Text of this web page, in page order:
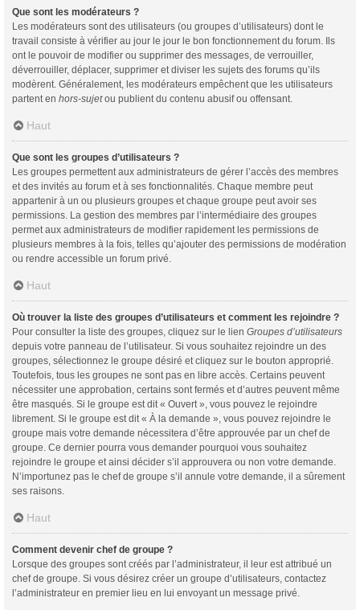
Que sont les modérateurs ?
Les modérateurs sont des utilisateurs (ou groupes d’utilisateurs) dont le
travail consiste à vérifier au jour le jour le bon fonctionnement du forum. Ils
ont le pouvoir de modifier ou supprimer des messages, de verrouiller,
déverrouiller, déplacer, supprimer et diviser les sujets des forums qu’ils
modèrent. Généralement, les modérateurs empêchent que les utilisateurs
partent en hors-sujetou publient du contenu abusif ou offensant.
Haut
Que sont les groupes d’utilisateurs ?
Les groupes permettent aux administrateurs de gérer l’accès des membres
et des invités au forum et à ses fonctionnalités. Chaque membre peut
appartenir à un ou plusieurs groupes et chaque groupe peut avoir ses
permissions. La gestion des membres par l’intermédiaire des groupes
permet aux administrateurs de modifier rapidement les permissions de
plusieurs membres à la fois, telles qu’ajouter des permissions de modération
ou rendre accessible un forum privé.
Haut
Où trouver la liste des groupes d’utilisateurs et comment les rejoindre ?
Pour consulter la liste des groupes, cliquez sur le lien Groupes d’utilisateurs
depuis votre panneau de l’utilisateur. Si vous souhaitez rejoindre un des
groupes, sélectionnez le groupe désiré et cliquez sur le bouton approprié.
Toutefois, tous les groupes ne sont pas en libre accès. Certains peuvent
nécessiter une approbation, certains sont fermés et d’autres peuvent même
être masqués. Si le groupe est dit « Ouvert », vous pouvez le rejoindre
librement. Si le groupe est dit « À la demande », vous pouvez rejoindre le
groupe mais votre demande nécessitera d’être approuvée par un chef de
groupe. Ce dernier pourra vous demander pourquoi vous souhaitez
rejoindre le groupe et ainsi décider s’il approuvera ou non votre demande.
N’importunez pas le chef de groupe s’il annule votre demande, il a sûrement
ses raisons.
Haut
Comment devenir chef de groupe ?
Lorsque des groupes sont créés par l’administrateur, il leur est attribué un
chef de groupe. Si vous désirez créer un groupe d’utilisateurs, contactez
l’administrateur en premier lieu en lui envoyant un message privé.